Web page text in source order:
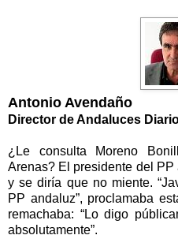
Antonio Avendaño
Director de Andaluces
¿Le consulta Moreno
Arenas? El presidente del
y se diría que no miente.
PP andaluz”, proclamaba
remachaba: “Lo digo
absolutamente”.